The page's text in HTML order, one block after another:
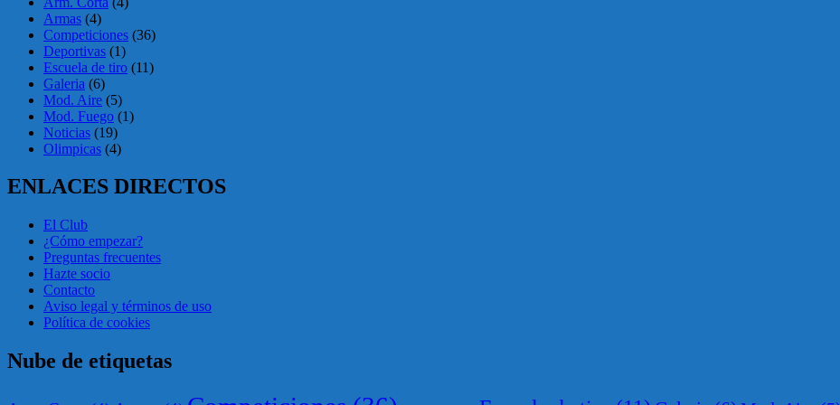
Armas (4)
Competiciones (36)
Deportivas (1)
Escuela de tiro (11)
Galeria (6)
Mod. Aire (5)
Mod. Fuego (1)
Noticias (19)
Olimpicas (4)
ENLACES DIRECTOS
El Club
¿Cómo empezar?
Preguntas frecuentes
Hazte socio
Contacto
Aviso legal y términos de uso
Política de cookies
Nube de etiquetas